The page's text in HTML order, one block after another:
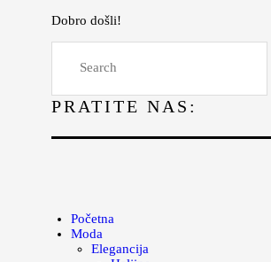
Dobro došli!
PRATITE NAS:
Početna
Moda
Elegancija
Lepota
Kuhinja